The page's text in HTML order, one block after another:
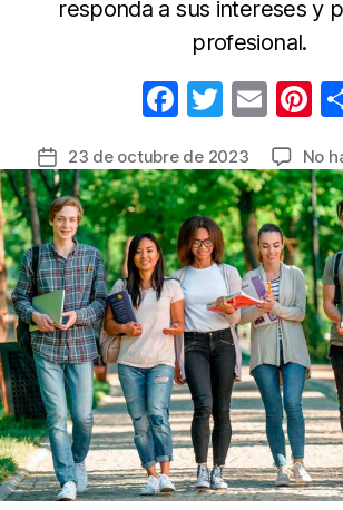
responda a sus intereses y
profesional.
F
c
e
b
o
o
k
T
itt
er
E
ail
e
Fecha
de
la
entrada
23 de octubre de 2023 No